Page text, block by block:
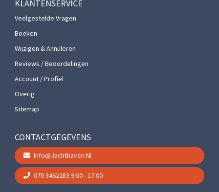
KLANTENSERVICE
Veelgestelde Vragen
Boeken
Wijzigen & Annuleren
Reviews / Beoordelingen
Account / Profiel
Overig
Sitemap
CONTACTGEGEVENS
Info@jachthaven.nl
070 3462283 9:00 - 17:00